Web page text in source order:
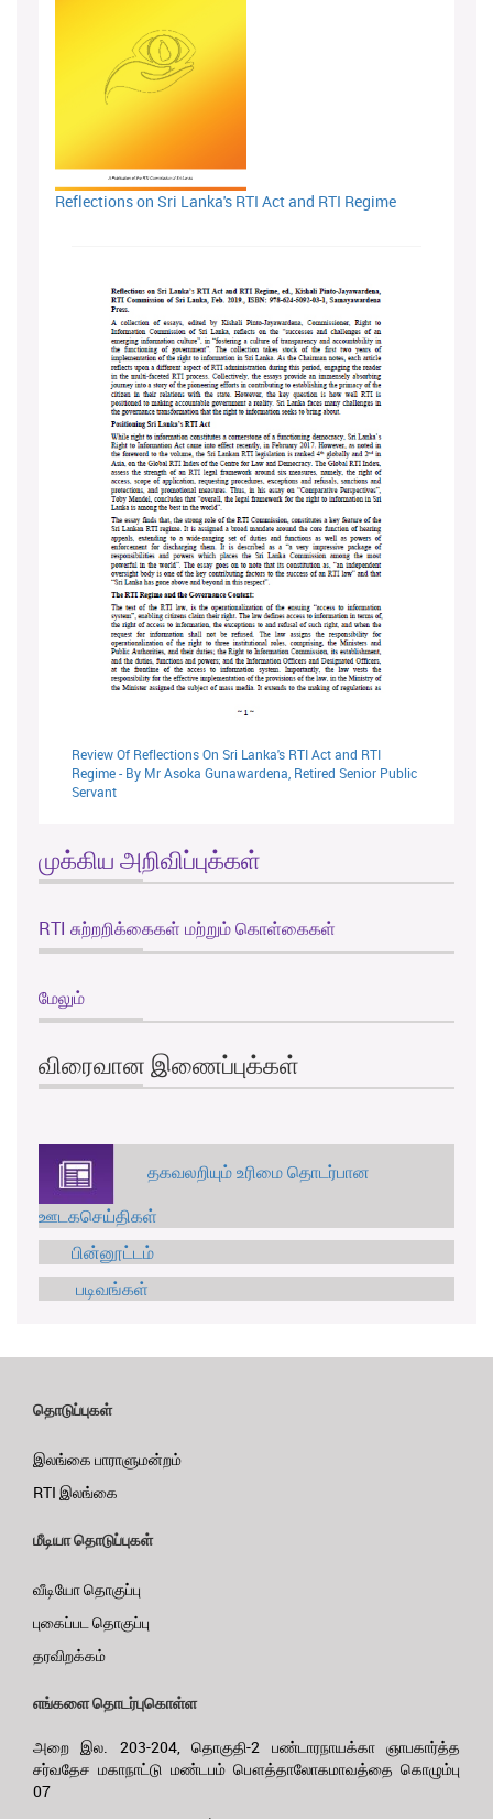
Reflections on Sri Lanka's RTI Act and RTI Regime
Review Of Reflections On Sri Lanka's RTI Act and RTI
Regime - By Mr Asoka Gunawardena, Retired Senior Public
Servant
முக்கிய அறிவிப்புக்கள்
RTI சுற்றறிக்கைகள் மற்றும் கொள்கைகள்
மேலும்
விரைவான இணைப்புக்கள்
தகவலறியும் உரிமை தொடர்பான
ஊடகசெய்திகள்
பின்னூட்டம்
படிவங்கள்
தொடுப்புகள்
இலங்கை பாராளுமன்றம்
RTI இலங்கை
மீடியா தொடுப்புகள்
வீடியோ தொகுப்பு
புகைப்பட தொகுப்பு
தரவிறக்கம்
எங்களை தொடர்புகொள்ள
அறை இல. 203-204, தொகுதி-2 பண்டாரநாயக்கா ஞாபகார்த்த
சர்வதேச மகாநாட்டு மண்டபம் பௌத்தாலோகமாவத்தை கொழும்பு
07